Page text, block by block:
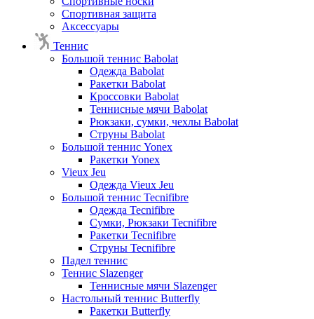
Спортивная защита
Аксессуары
Теннис
Большой теннис Babolat
Одежда Babolat
Ракетки Babolat
Кроссовки Babolat
Теннисные мячи Babolat
Рюкзаки, сумки, чехлы Babolat
Струны Babolat
Большой теннис Yonex
Ракетки Yonex
Vieux Jeu
Одежда Vieux Jeu
Большой теннис Tecnifibre
Одежда Tecnifibre
Сумки, Рюкзаки Tecnifibre
Ракетки Tecnifibre
Струны Tecnifibre
Падел теннис
Теннис Slazenger
Теннисные мячи Slazenger
Настольный теннис Butterfly
Ракетки Butterfly